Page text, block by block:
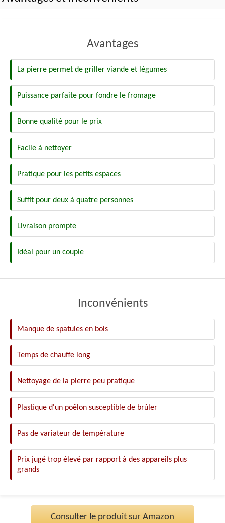
Avantages
La pierre permet de griller viande et légumes
Puissance parfaite pour fondre le fromage
Bonne qualité pour le prix
Facile à nettoyer
Pratique pour les petits espaces
Suffit pour deux à quatre personnes
Livraison prompte
Idéal pour un couple
Inconvénients
Manque de spatules en bois
Temps de chauffe long
Nettoyage de la pierre peu pratique
Plastique d'un poêlon susceptible de brûler
Pas de variateur de température
Prix jugé trop élevé par rapport à des appareils plus
grands
Consulter le produit sur Amazon